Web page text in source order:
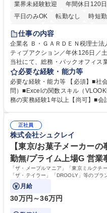
業界未経験歓迎
年間休日120
平日のみOK
転勤なし 時短
賞与あり
完全週休2日制
服装自由
仕事の内容
企業名 Ｂ・ＧＡＲＤＥＮ税理士法人 求人名 【新橋/総務】女性歓迎
ティブアクション／年休126日／土日祝休 仕事の内容 港区
当社にて、総務・バックオフィス
客対応から、経理サポート、社会
入の検討まで、幅広く組織を支える役割です。 ■備
送物対応、電話・来客対応 ■金融
福利厚生・社内イベントの運営管
社内新システムの導入検討・比較検証 募集職種 【新橋/総務】女性
ポジティブアクション／年休126日
必要な経験・能力等
必要な経験・能力等 【必須】■社
問）■Excelの関数スキル（
務の実務経験1年以上【尚可】■会
ィブアクション 学歴・資格 学歴：大学院 大学 高専 短大 専修学校 高校 語
学力： 資格：
正社員
株式会社シュクレイ
【東京/お菓子メーカー
勤無/プライム上場G 営業
「ザ・メープルマニア」「東京ミルクチ
「ザ・テイラー」「DROOLY」等のブ
ブランド商品の事務業務をお任せいたしま
月給
30万円～36万円